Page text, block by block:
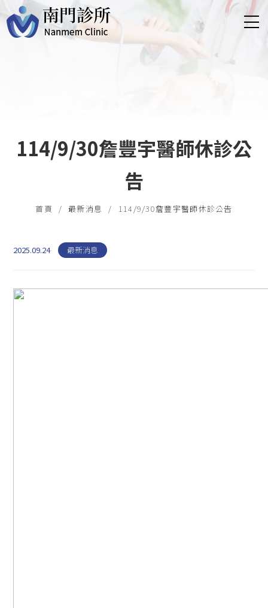
首頁 最新消息 114/9/30詹豐宇醫師休診公告
114/9/30詹豐宇醫師休診公
告
2025.09.24 最新消息